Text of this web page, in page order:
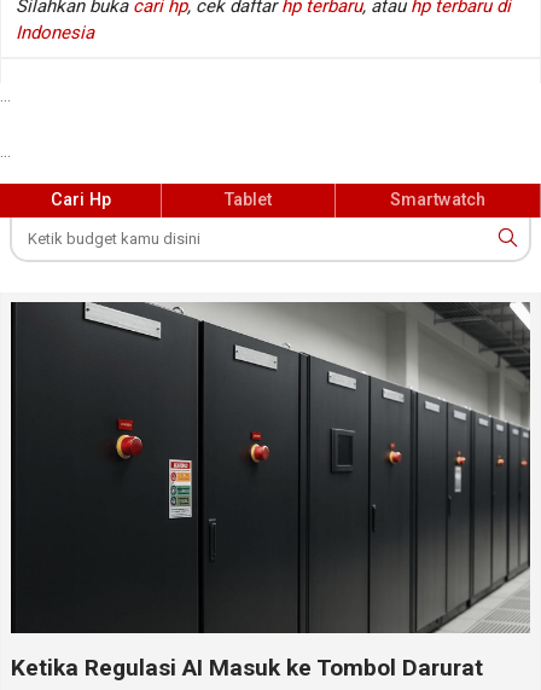
Sistem operasi
Memori RAM:4 GB RAM
Memori internal / storage:128 GB
Memory eksternal
Bluetooth
Ya, v5.1, A2DP, LE, EDR
Ya, USB Type-C v2.0, USB host, USB On-The-Go
Wi-Fi 802.11 a/b/g/n, Wi-Fi direct, hotspot
Li-Polimer 6000 mAh
Informasi lengkap Huawei Nova Y70 Plus dapat
dipelajari pada halaman
ini, kamu juga dapat mengikuti daftar
. lainnya melalui segmen
Silahkan buka cari hp, cek daftar hp terbaru, atau hp terbaru di
Indonesia
...
...
Cari Hp Tablet Smartwatch
Ketika Regulasi AI Masuk ke Tombol Darurat